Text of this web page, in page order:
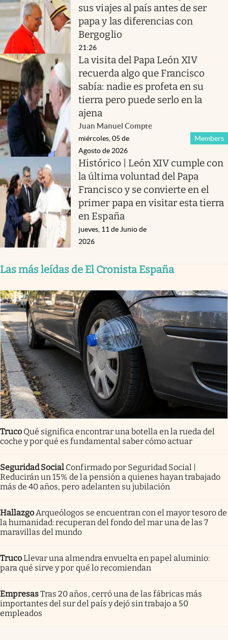
sus viajes al país antes de ser
papa y las diferencias con
Bergoglio
21:26
La visita del Papa León XIV
recuerda algo que Francisco
sabía: nadie es profeta en su
tierra pero puede serlo en la
ajena
Juan Manuel Compte
Members
miércoles, 05 de
Agosto de 2026
Histórico | León XIV cumple con
la última voluntad del Papa
Francisco y se convierte en el
primer papa en visitar esta tierra
en España
jueves, 11 de Junio de
2026
Las más leídas de El Cronista España
Truco Qué significa encontrar una botella en la rueda del
coche y por qué es fundamental saber cómo actuar
Seguridad Social Confirmado por Seguridad Social |
Reducirán un 15% de la pensión a quienes hayan trabajado
más de 40 años, pero adelanten su jubilación
Hallazgo Arqueólogos se encuentran con el mayor tesoro de
la humanidad: recuperan del fondo del mar una de las 7
maravillas del mundo
TrucoLlevar una almendra envuelta en papel aluminio:
para qué sirve y por qué lo recomiendan
EmpresasTras 20 años, cerró una de las fábricas más
importantes del sur del país y dejó sin trabajo a 50
empleados